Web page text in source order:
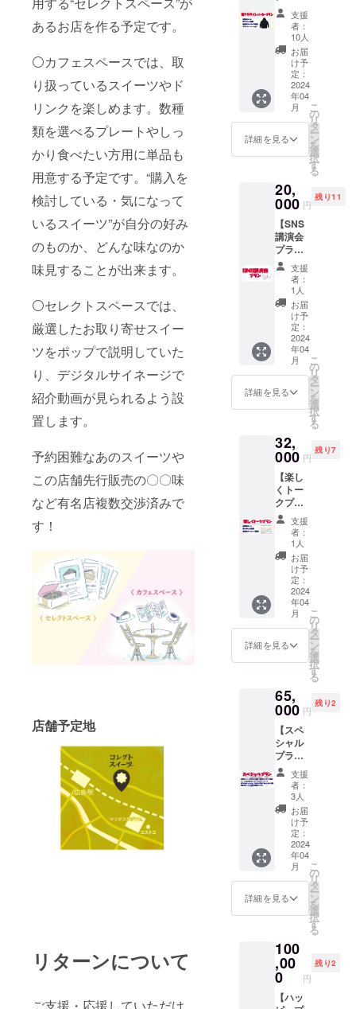
あるお店を作る予定です。
⚪カフェスペースでは、取
り扱っているスイーツやド
リンクを楽しめます。数種
類を選べるプレートやしっ
かり食べたい方用に単品も
用意する予定です。“購入を
検討している・気になって
いるスイーツ”が自分の好み
のものか、どんな味なのか
味見することが出来ます。
⚪セレクトスペースでは、
厳選したお取り寄せスイー
ツをポップで説明していた
り、デジタルサイネージで
紹介動画が見られるよう設
置します。
予約困難なあのスイーツや
この店舗先行販売の〇〇味
など有名店複数交渉済みで
す！
店舗予定地
リターンについて
ご支援・応援していただけ
メール
にてご
支援者
様に報
告致し
ます。
※プレ
オープ
ン開催
2024年
のGWで
してお
ります
が進捗
度合に
よって
変更さ
せてい
ただく
可能性
があり
ます。
お名前
をご記
入くだ
さい。
※記載希
望のお
名前
は、
ニック
ネーム
などで
上乗せ
可能で
す。
カープ
ラン】
〇あや
がデザ
インし
たパー
カーに
なりま
す!ジュ
ニアの
おむつ
姿デザ
インで
感謝の
メール
・あり
がとう
画像 ・
感謝の
メッ
セージ
動画 ・
ステッ
カー ※
サイズ
はS・
M・L・
LLから
お選び
くださ
支援
者：
10人
お届
け予
定：
2024
年04
月
詳細を見る
こ
の
リ
タ
ー
ン
を
選
択
す
る
20,
000 円
残り11
【SNS
講演会
プラ
ン】 〇
2024年
4月21日
開催！
オーズ
のSNS
講習会
～♬イ
ンフル
エン
サーの
仕組み
や裏側
みなく
伝授い
たしま
す。お
堅い講
義では
なく雑
談を交
え楽し
みなが
ら♪SNS
を伸ば
したい
方や面
白そう
だから
参加し
・感謝
のメー
ル ・あ
りがと
う画像
・感謝
のメッ
セージ
動画 ※
開催場
所は広
島市に
なりま
す。ご
支援者
様に
メール
支援
者：
1人
お届
け予
定：
2024
年04
月
詳細を見る
こ
の
リ
タ
ー
ン
を
選
択
す
る
32,
000 円
残り7
【楽し
くトー
クプラ
ン】 〇
あやと
オーズ
とオン
ライン
で楽し
くトー
ク！
雑談や
質問、
相談な
どなん
でも
ケー♬
※日時は
ご支援
者様と
相談の
上決め
させて
頂きま
す。 ※
時間は
40分程
度にな
りま
す。
支援
者：
1人
お届
け予
定：
2024
年04
月
詳細を見る
こ
の
リ
タ
ー
ン
を
選
択
す
る
65,
000 円
残り2
【スペ
シャル
プラ
ン】 〇
コレク
トス
イーツ
従業員
限定エ
プロン
＋直筆
手紙＋
すべて
のグッ
ズ ・感
謝の
・あり
がとう
画像 ・
感謝の
メッ
支援
者：
3人
お届
け予
定：
2024
年04
月
詳細を見る
こ
の
リ
タ
ー
ン
を
選
択
す
る
100
,00
0 円
残り2
【ハッ